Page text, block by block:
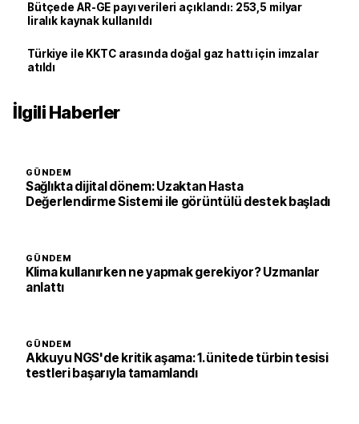
Bütçede AR-GE payı verileri açıklandı: 253,5 milyar
liralık kaynak kullanıldı
Türkiye ile KKTC arasında doğal gaz hattı için imzalar
atıldı
İlgili Haberler
GÜNDEM
Sağlıkta dijital dönem: Uzaktan Hasta
Değerlendirme Sistemi ile görüntülü destek başladı
GÜNDEM
Klima kullanırken ne yapmak gerekiyor? Uzmanlar
anlattı
GÜNDEM
Akkuyu NGS'de kritik aşama: 1. ünitede türbin tesisi
testleri başarıyla tamamlandı